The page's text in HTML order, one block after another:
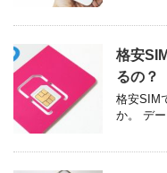
格安
るの？
格安SIM
か。 デ